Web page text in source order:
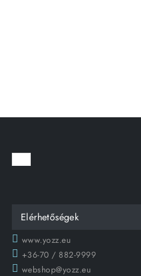
Elérhetőségek
www.yozz.eu
+36-70 / 882-9999
webshop@yozz.eu